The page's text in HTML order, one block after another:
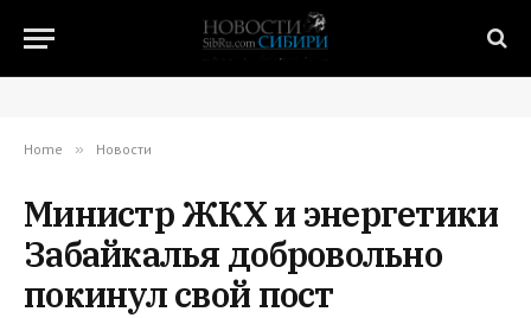
Home » Новости
Министр ЖКХ и энергетики
Забайкалья добровольно
покинул свой пост